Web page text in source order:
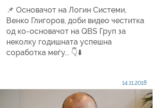
📌 Основачот на Логин Системи,
Венко Глигоров, доби видео честитка
од ко-основачот на QBS Груп за
неколку годишната успешна
соработка меѓу... 👇⬇️
14.11.2018